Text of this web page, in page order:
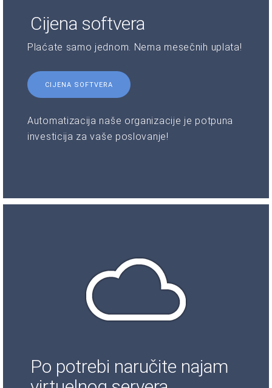
Cijena softvera
Plaćate samo jednom. Nema mesečnih uplata!
CIJENA SOFTVERA
Automatizacija naše organizacije je potpuna
investicija za vaše poslovanje!
Po potrebi naručite najam